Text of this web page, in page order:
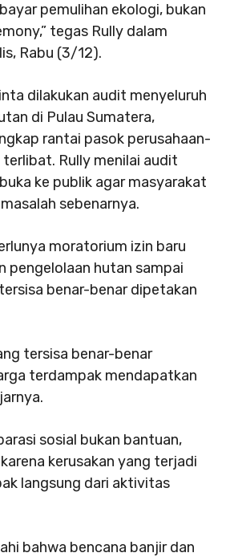
pemulihan ekologi, bukan
tegas Rully dalam
Rabu (3/12).
dilakukan audit menyeluruh
di Pulau Sumatera,
rantai pasok perusahaan-
Rully menilai audit
ke publik agar masyarakat
sebenarnya.
moratorium izin baru
pengelolaan hutan sampai
benar-benar dipetakan
tersisa benar-benar
terdampak mendapatkan
sosial bukan bantuan,
kerusakan yang terjadi
langsung dari aktivitas
bahwa bencana banjir dan